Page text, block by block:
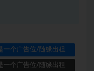
一个广告位/随缘出租
一个广告位/随缘出租